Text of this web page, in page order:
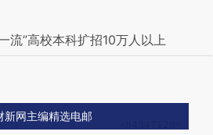
流”高校本科扩招10万人以上
新网主编精选电邮